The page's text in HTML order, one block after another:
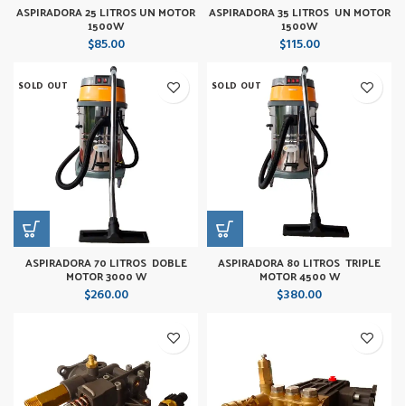
ASPIRADORA 25 LITROS UN MOTOR
1500W
$85.00
ASPIRADORA 35 LITROS UN MOTOR
1500W
$115.00
SOLD OUT
ASPIRADORA 70 LITROS DOBLE
MOTOR 3000 W
$260.00
SOLD OUT
ASPIRADORA 80 LITROS TRIPLE
MOTOR 4500 W
$380.00